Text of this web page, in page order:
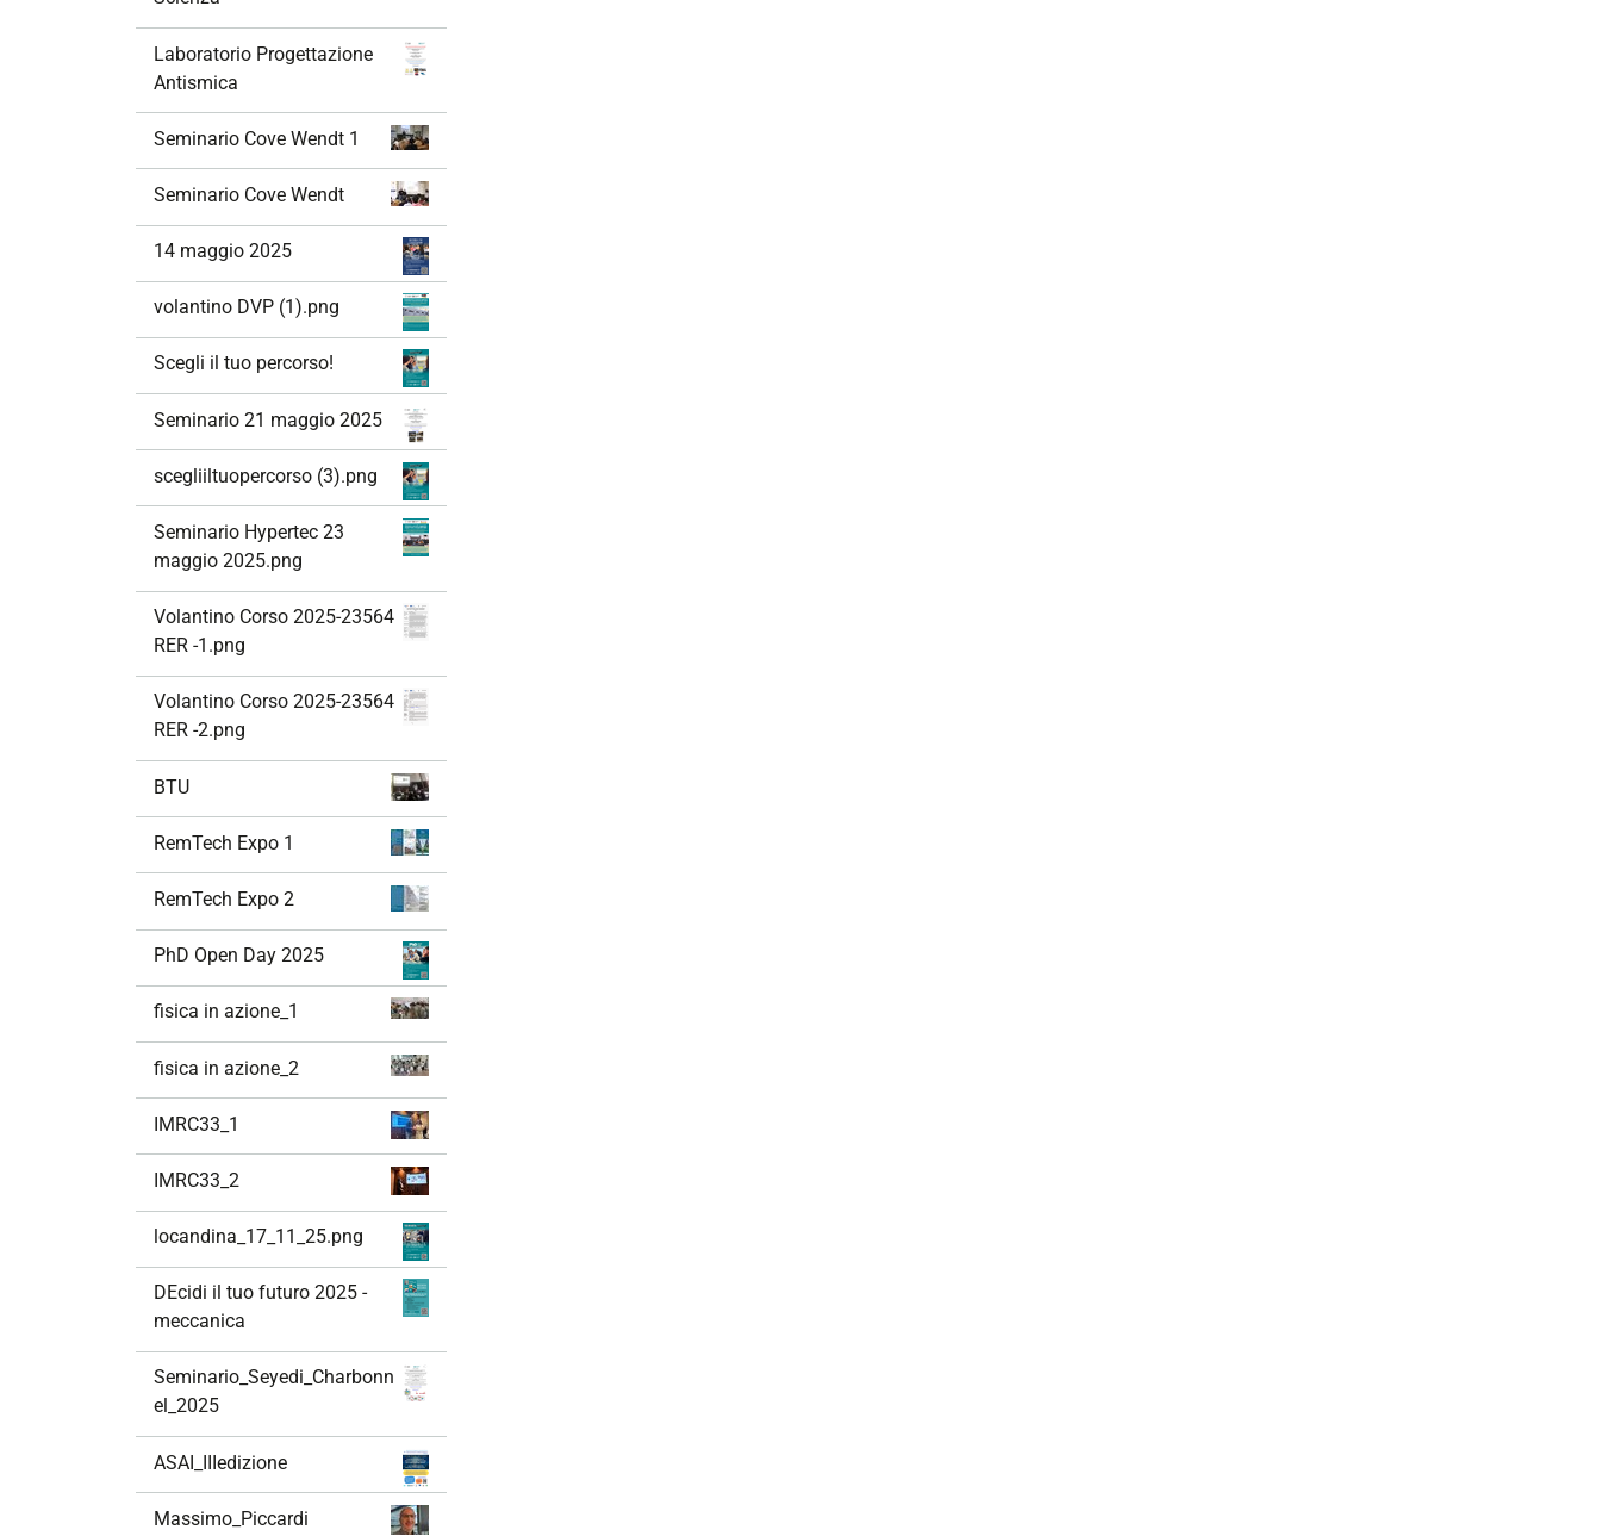
Laboratorio Progettazione
Antismica
Seminario Cove Wendt 1
Seminario Cove Wendt
14 maggio 2025
volantino DVP (1).png
Scegli il tuo percorso!
Seminario 21 maggio 2025
scegliiltuopercorso (3).png
Seminario Hypertec 23
maggio 2025.png
Volantino Corso 2025-23564
RER -1.png
Volantino Corso 2025-23564
RER -2.png
BTU
RemTech Expo 1
RemTech Expo 2
PhD Open Day 2025
fisica in azione_1
fisica in azione_2
IMRC33_1
IMRC33_2
locandina_17_11_25.png
DEcidi il tuo futuro 2025 -
meccanica
Seminario_Seyedi_Charbonn
el_2025
ASAI_IIIedizione
Massimo_Piccardi